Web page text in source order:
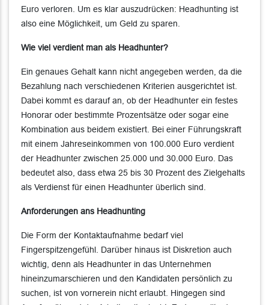
Euro verloren. Um es klar auszudrücken: Headhunting ist
also eine Möglichkeit, um Geld zu sparen.
Wie viel verdient man als Headhunter?
Ein genaues Gehalt kann nicht angegeben werden, da die
Bezahlung nach verschiedenen Kriterien ausgerichtet ist.
Dabei kommt es darauf an, ob der Headhunter ein festes
Honorar oder bestimmte Prozentsätze oder sogar eine
Kombination aus beidem existiert. Bei einer Führungskraft
mit einem Jahreseinkommen von 100.000 Euro verdient
der Headhunter zwischen 25.000 und 30.000 Euro. Das
bedeutet also, dass etwa 25 bis 30 Prozent des Zielgehalts
als Verdienst für einen Headhunter überlich sind.
Anforderungen ans Headhunting
Die Form der Kontaktaufnahme bedarf viel
Fingerspitzengefühl. Darüber hinaus ist Diskretion auch
wichtig, denn als Headhunter in das Unternehmen
hineinzumarschieren und den Kandidaten persönlich zu
suchen, ist von vornerein nicht erlaubt. Hingegen sind